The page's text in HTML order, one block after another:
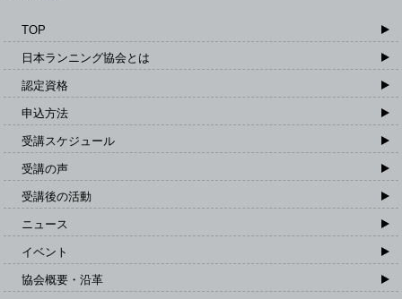
TOP
日本ランニング協会とは
認定資格
申込方法
受講スケジュール
受講の声
受講後の活動
ニュース
イベント
協会概要・沿革